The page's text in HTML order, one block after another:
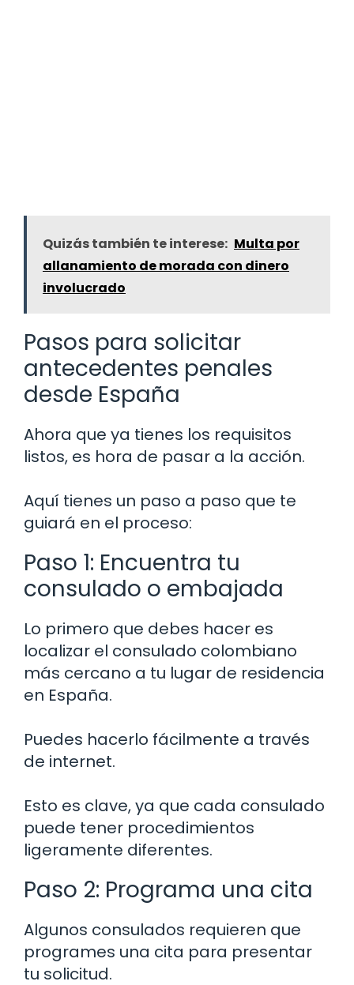
Quizás también te interese: Multa por
allanamiento de morada con dinero
involucrado
Pasos para solicitar
antecedentes penales
desde España
Ahora que ya tienes los requisitos
listos, es hora de pasar a la acción.
Aquí tienes un paso a paso que te
guiará en el proceso:
Paso 1: Encuentra tu
consulado o embajada
Lo primero que debes hacer es
localizar el consulado colombiano
más cercano a tu lugar de residencia
en España.
Puedes hacerlo fácilmente a través
de internet.
Esto es clave, ya que cada consulado
puede tener procedimientos
ligeramente diferentes.
Paso 2: Programa una cita
Algunos consulados requieren que
programes una cita para presentar
tu solicitud.